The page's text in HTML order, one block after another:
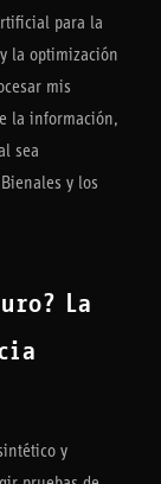
para la
la optimización
mis
la información,
sea
y los
La
y